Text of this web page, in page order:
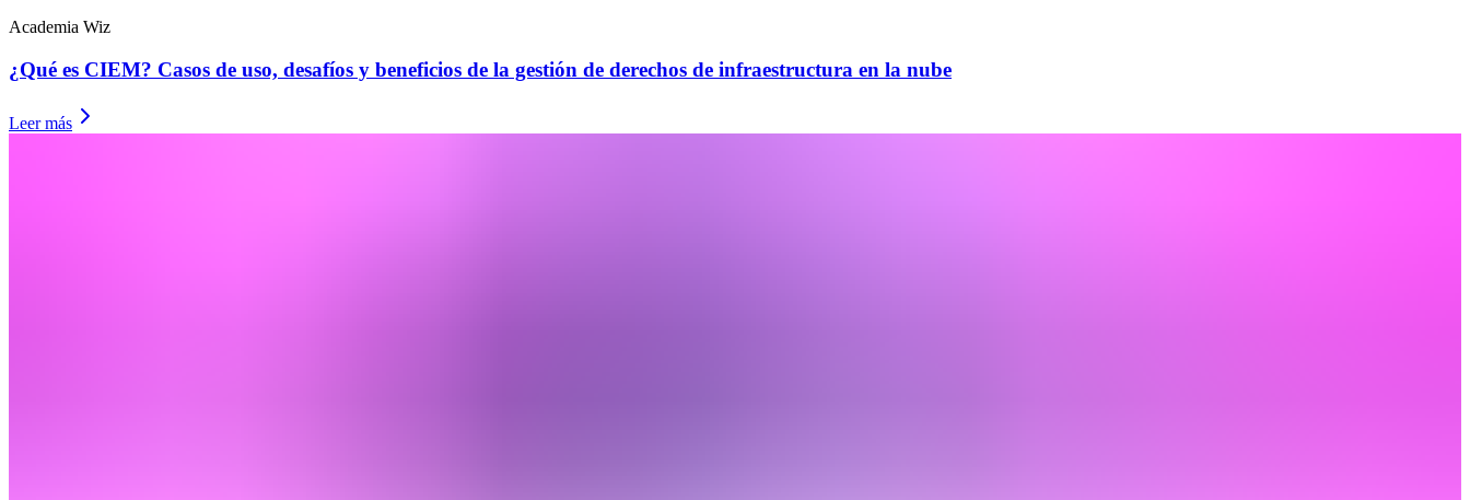
Academia Wiz
¿Qué es CIEM? Casos de uso, desafíos y beneficios de la gestión de derechos de infraestructura en la nube
Leer más